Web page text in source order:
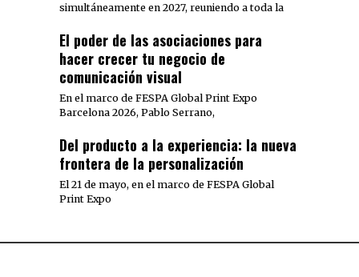
simultáneamente en 2027, reuniendo a toda la
El poder de las asociaciones para
hacer crecer tu negocio de
comunicación visual
En el marco de FESPA Global Print Expo
Barcelona 2026, Pablo Serrano,
Del producto a la experiencia: la nueva
frontera de la personalización
El 21 de mayo, en el marco de FESPA Global
Print Expo